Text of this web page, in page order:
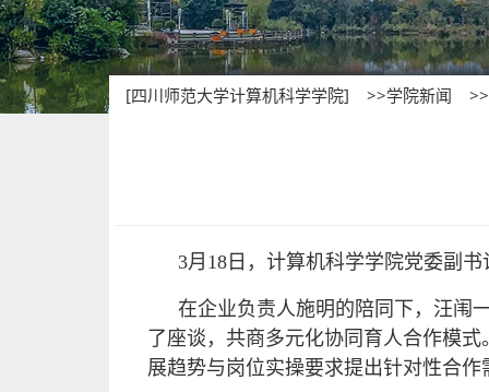
[四川师范大学计算机科学学院] >>学院新闻
3月18日，计算机科学学院党委副
在企业负责人施明的陪同下，汪闱
了座谈，共商多元化协同育人合作模
展趋势与岗位实操要求提出针对性合